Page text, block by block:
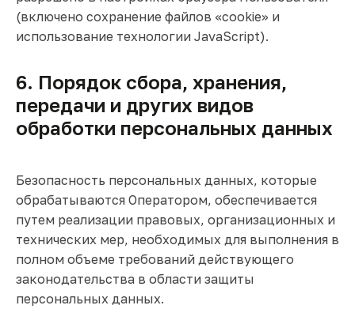
(включено сохранение файлов «cookie» и
использование технологии JavaScript).
6. Порядок сбора, хранения,
передачи и других видов
обработки персональных данных
Безопасность персональных данных, которые
обрабатываются Оператором, обеспечивается
путем реализации правовых, организационных и
технических мер, необходимых для выполнения в
полном объеме требований действующего
законодательства в области защиты
персональных данных.